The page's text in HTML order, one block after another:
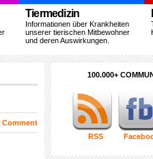
Tiermedizin
Informationen über Krankheiten
unserer tierischen Mitbewohner
und deren Auswirkungen.
Comment
100.000+
RSS